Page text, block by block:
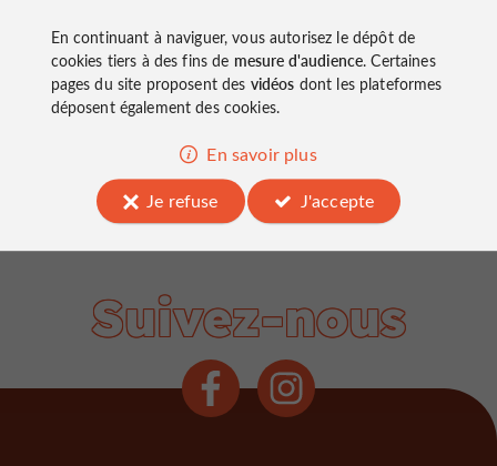
Suivez-nous
En continuant à naviguer, vous autorisez le dépôt de
cookies tiers à des fins de mesure d'audience. Certaines
pages du site proposent des vidéos dont les plateformes
déposent également des cookies.
En savoir plus
Je refuse
J'accepte